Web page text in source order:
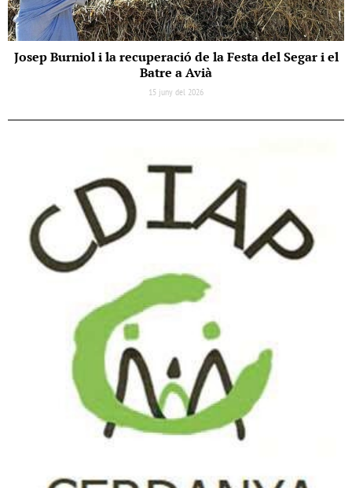
Josep Burniol i la recuperació de la Festa del Segar i el
Batre a Avià
15 juny del 2026